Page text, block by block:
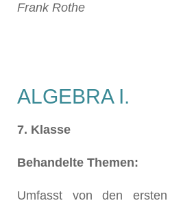
Frank Rothe
ALGEBRA I.
7. Klasse
Behandelte Themen:
Umfasst von den